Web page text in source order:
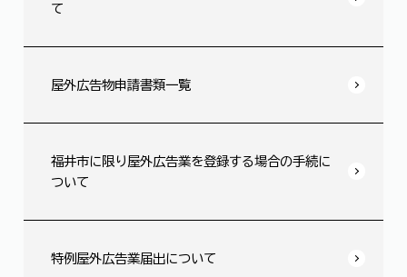
て
屋外広告物申請書類一覧
福井市に限り屋外広告業を登録する場合の手続に
ついて
特例屋外広告業届出について